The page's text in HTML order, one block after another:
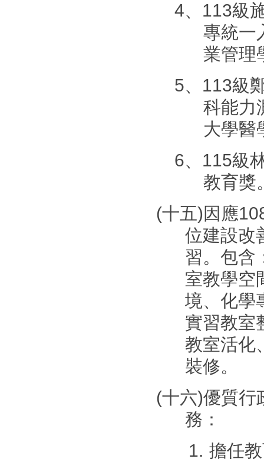
4、113級
專統一
業管理
5、 113級
科能力
大學醫
6、115級
教育獎
(十五)因應
位建設改
習。包含
室教學空
境、化學
實習教室
教室活化
裝修。
(十六)優質行
務：
1. 擔任